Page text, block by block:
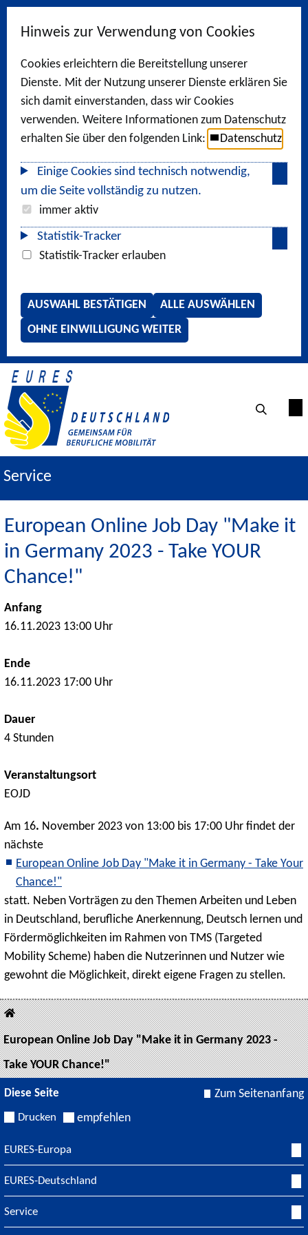
Hinweis zur Verwendung von Cookies
Cookies erleichtern die Bereitstellung unserer
Dienste. Mit der Nutzung unserer Dienste erklären Sie
sich damit einverstanden, dass wir Cookies
verwenden. Weitere Informationen zum Datenschutz
erhalten Sie über den folgenden Link:
Datenschutz
Einige Cookies sind technisch notwendig,
um die Seite vollständig zu nutzen.
immer aktiv
Statistik-Tracker
Statistik-Tracker erlauben
AUSWAHL BESTÄTIGEN
ALLE AUSWÄHLEN
OHNE EINWILLIGUNG WEITER
Service
European Online Job Day "Make it
in Germany 2023 - Take YOUR
Chance!"
Anfang
16.11.2023 13:00 Uhr
Ende
16.11.2023 17:00 Uhr
Dauer
4 Stunden
Veranstaltungsort
EOJD
Am 16. November 2023 von 13:00 bis 17:00 Uhr findet der
nächste
European Online Job Day "Make it in Germany - Take Your
Chance!"
statt. Neben Vorträgen zu den Themen Arbeiten und Leben
in Deutschland, berufliche Anerkennung, Deutsch lernen und
Fördermöglichkeiten im Rahmen von TMS (Targeted
Mobility Scheme) haben die Nutzerinnen und Nutzer wie
gewohnt die Möglichkeit, direkt eigene Fragen zu stellen.
European Online Job Day "Make it in Germany 2023 -
Take YOUR Chance!"
Diese Seite
Drucken empfehlen
Zum Seitenanfang
EURES-Europa
EURES-Deutschland
Service